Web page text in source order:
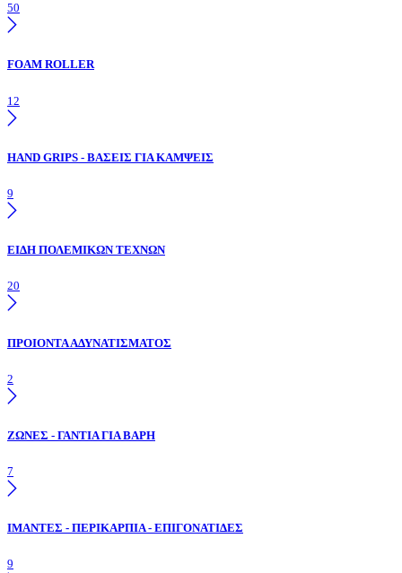
50
FOAM ROLLER
12
HAND GRIPS - ΒΑΣΕΙΣ ΓΙΑ ΚΑΜΨΕΙΣ
9
ΕΙΔΗ ΠΟΛΕΜΙΚΩΝ ΤΕΧΝΩΝ
20
ΠΡΟΙΟΝΤΑ ΑΔΥΝΑΤΙΣΜΑΤΟΣ
2
ΖΩΝΕΣ - ΓΑΝΤΙΑ ΓΙΑ ΒΑΡΗ
7
ΙΜΑΝΤΕΣ - ΠΕΡΙΚΑΡΠΙΑ - ΕΠΙΓΟΝΑΤΙΔΕΣ
9